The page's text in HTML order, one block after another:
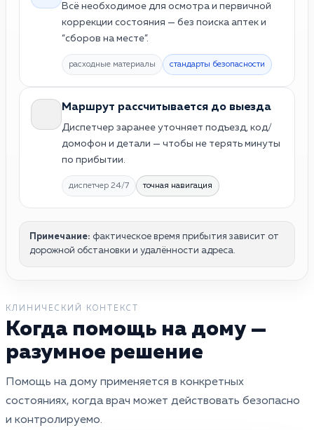
Всё необходимое для осмотра и первичной
коррекции состояния — без поиска аптек и
“сборов на месте”.
расходные материалы стандарты безопасности
Маршрут рассчитывается до выезда
Диспетчер заранее уточняет подъезд, код/
домофон и детали — чтобы не терять минуты
по прибытии.
диспетчер 24/7 точная навигация
Примечание: фактическое время прибытия зависит от
дорожной обстановки и удалённости адреса.
КЛИНИЧЕСКИЙ КОНТЕКСТ
Когда помощь на дому —
разумное решение
Помощь на дому применяется в конкретных
состояниях, когда врач может действовать безопасно
и контролируемо.